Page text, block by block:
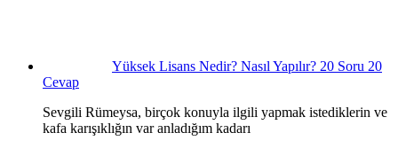
Yüksek Lisans Nedir? Nasıl Yapılır? 20 Soru 20
Cevap
Sevgili Rümeysa, birçok konuyla ilgili yapmak istediklerin ve
kafa karışıklığın var anladığım kadarı